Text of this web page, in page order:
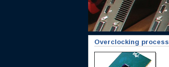
Overclocking